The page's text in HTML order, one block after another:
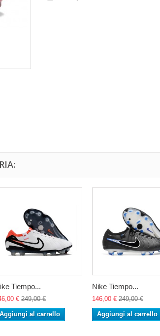
Tiempo...
€ 249,00 €
Aggiungi al carrello
Nike Tiempo...
146,00 € 249,00 €
Aggiungi al carrello